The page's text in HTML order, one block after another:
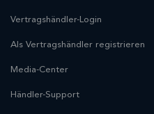
Vertragshändler-Login
Als Vertragshändler registrieren
Media-Center
Händler-Support